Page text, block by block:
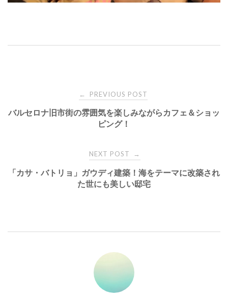
navigation
← PREVIOUS POST
バルセロナ旧市街の雰囲気を楽しみながらカフェ＆ショッ
ピング！
NEXT POST →
「カサ・バトリョ」ガウディ建築！海をテーマに改築され
た世にも美しい邸宅